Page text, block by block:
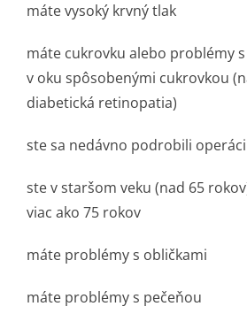
máte vysoký krvný tlak
máte cukrovku alebo problémy
v oku spôsobenými cukrovkou
diabetická retinopatia)
ste sa nedávno podrobili
ste v staršom veku (nad 65
viac ako 75 rokov
máte problémy s obličkami
máte problémy s pečeňou